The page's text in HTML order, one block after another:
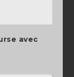
avec